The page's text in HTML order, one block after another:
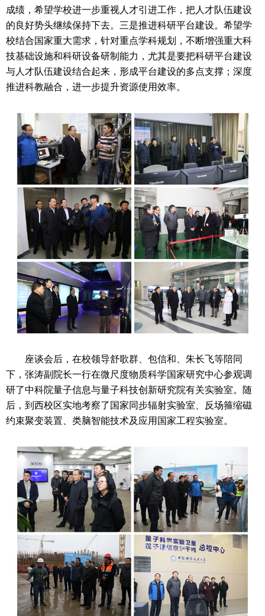
成绩，希望学校进一步重视人才引进工作，把人才队伍建设
的良好势头继续保持下去。三是推进科研平台建设。希望学
校结合国家重大需求，针对重点学科规划，不断增强重大科
技基础设施和科研设备研制能力，尤其是要把科研平台建设
与人才队伍建设结合起来，形成平台建设的多点支撑；深度
推进科教融合，进一步提升资源使用效率。
座谈会后，在校领导舒歌群、包信和、朱长飞等陪同
下，张涛副院长一行在微尺度物质科学国家研究中心参观调
研了中科院量子信息与量子科技创新研究院有关实验室。随
后，到西校区实地考察了国家同步辐射实验室、反场箍缩磁
约束聚变装置、类脑智能技术及应用国家工程实验室。